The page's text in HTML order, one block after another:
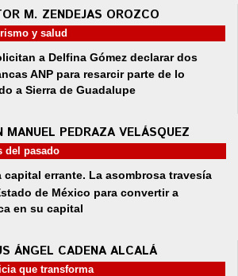
M. ZENDEJAS OROZCO
y salud
a Delfina Gómez declarar dos
ANP para resarcir parte de lo
a Sierra de Guadalupe
MANUEL PEDRAZA VELÁSQUEZ
del pasado
capital errante. La asombrosa travesía
de México para convertir a
en su capital
ÁNGEL CADENA ALCALÁ
que transforma